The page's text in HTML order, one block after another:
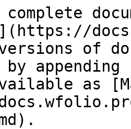
versions of
as